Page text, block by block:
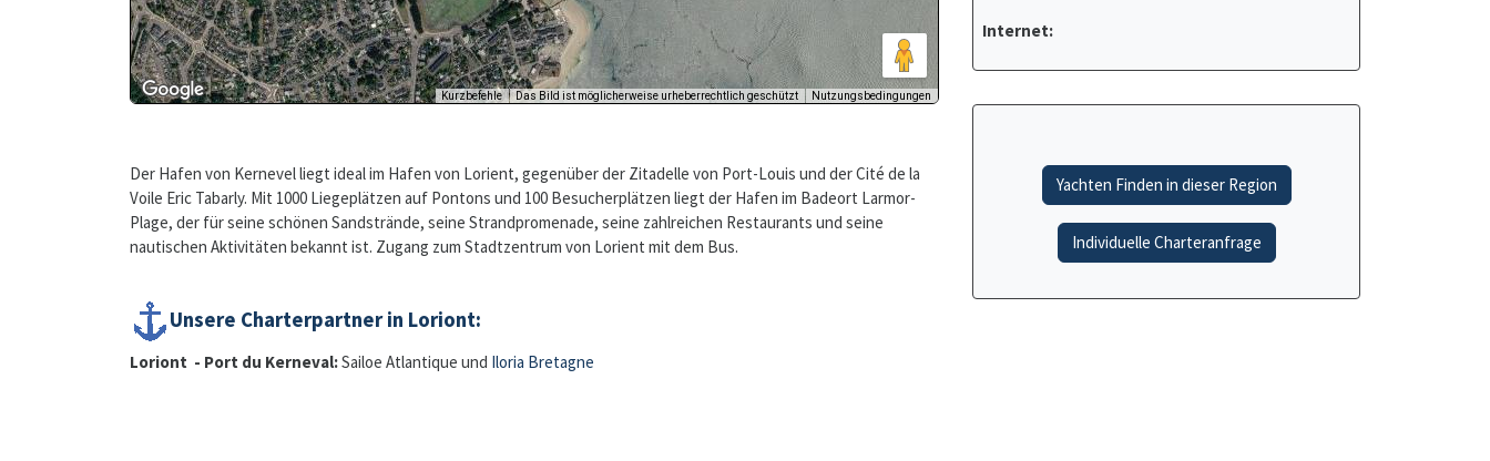
Der Hafen von Kernevel liegt ideal im Hafen von Lorient, gegenüber der Zitadelle von Port-Louis und der Cité de la
Voile Eric Tabarly. Mit 1000 Liegeplätzen auf Pontons und 100 Besucherplätzen liegt der Hafen im Badeort Larmor-
Plage, der für seine schönen Sandstrände, seine Strandpromenade, seine zahlreichen Restaurants und seine
nautischen Aktivitäten bekannt ist. Zugang zum Stadtzentrum von Lorient mit dem Bus.
Unsere Charterpartner in Loriont:
Loriont - Port du Kerneval:Sailoe Atlantique und Iloria Bretagne
Internet:
Yachten Finden in dieser Region
Individuelle Charteranfrage